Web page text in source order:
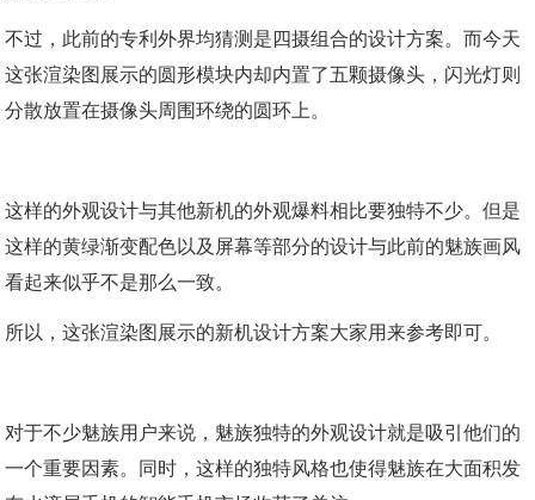
不过，此前的专利外界均猜测是四摄组合的设计方案。而今天
这张渲染图展示的圆形模块内却内置了五颗摄像头，闪光灯则
分散放置在摄像头周围环绕的圆环上。
这样的外观设计与其他新机的外观爆料相比要独特不少。但是
这样的黄绿渐变配色以及屏幕等部分的设计与此前的魅族画风
看起来似乎不是那么一致。
所以，这张渲染图展示的新机设计方案大家用来参考即可。
对于不少魅族用户来说，魅族独特的外观设计就是吸引他们的
一个重要因素。同时，这样的独特风格也使得魅族在大面积发